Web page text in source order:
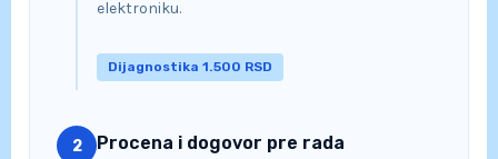
elektroniku.
Dijagnostika 1.500 RSD
2 Procena i dogovor pre rada